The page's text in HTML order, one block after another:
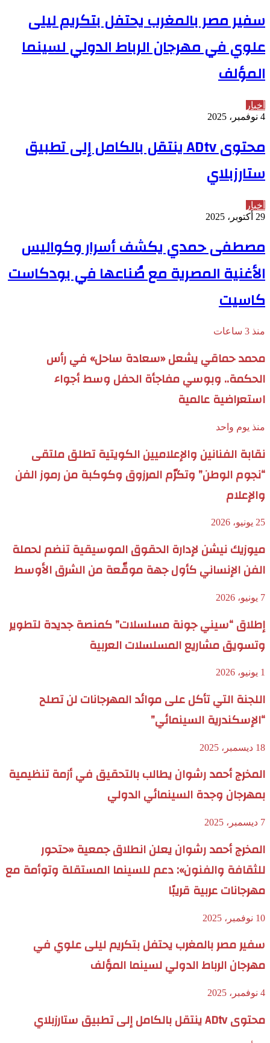
سفير مصر بالمغرب يحتفل بتكريم ليلى
علوي في مهرجان الرباط الدولي لسينما
المؤلف
أخبار
4 نوفمبر، 2025
محتوى ADtv ينتقل بالكامل إلى تطبيق
ستارزبلاي
أخبار
29 أكتوبر، 2025
مصطفى حمدي يكشف أسرار وكواليس
الأغنية المصرية مع صُناعها في بودكاست
كاسيت
منذ 3 ساعات
محمد حماقي يشعل «سعادة ساحل» في رأس
الحكمة.. وبوسي مفاجأة الحفل وسط أجواء
استعراضية عالمية
منذ يوم واحد
نقابة الفنانين والإعلاميين الكويتية تطلق ملتقى
“نجوم الوطن” وتكرّم المرزوق وكوكبة من رموز الفن
والإعلام
25 يونيو، 2026
ميوزيك نيشن لإدارة الحقوق الموسيقية تنضم لحملة
الفن الإنساني كأول جهة موقّعة من الشرق الأوسط
7 يونيو، 2026
إطلاق “سيني جونة مسلسلات” كمنصة جديدة لتطوير
وتسويق مشاريع المسلسلات العربية
1 يونيو، 2026
اللجنة التي تأكل على موائد المهرجانات لن تصلح
“الإسكندرية السينمائي”
18 ديسمبر، 2025
المخرج أحمد رشوان يطالب بالتحقيق في أزمة تنظيمية
بمهرجان وجدة السينمائي الدولي
7 ديسمبر، 2025
المخرج أحمد رشوان يعلن انطلاق جمعية «حتحور
للثقافة والفنون»: دعم للسينما المستقلة وتوأمة مع
مهرجانات عربية قريبًا
10 نوفمبر، 2025
سفير مصر بالمغرب يحتفل بتكريم ليلى علوي في
مهرجان الرباط الدولي لسينما المؤلف
4 نوفمبر، 2025
محتوى ADtv ينتقل بالكامل إلى تطبيق ستارزبلاي